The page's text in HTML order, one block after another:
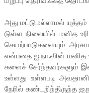
அது மட்­டு­மல்­லாமல் யுத்தம்
டுள்ள நிலையில் மனித
செயற்­பா­டுக­ளையும்
என்­பதை ஐ.நா.வின் மனித
களைச் சேர்ந்­த­வர்­களும்
உள்­ளது உள்­ள­படி
நேரில்